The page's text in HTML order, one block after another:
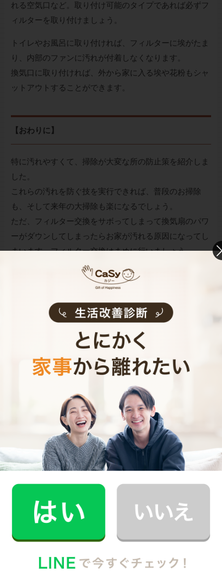
れる空気口など。取り付け可能のタイプであれば必ずフ
ィルターを取り付けましょう。
トイレやお風呂に取り付ければ、フィルターに埃がたま
り、内部のファンに汚れが付着しなくなります。
換気口に取り付ければ、外から家に入る埃や花粉もシャ
ットアウトすることができます。
【おわりに】
特に汚れやすくて、掃除が大変な所の防止策を紹介しま
した。
これらの汚れを防ぐ技を実行できれば、普段のお掃除
も、そして来年の大掃除も楽になるでしょう。
ただ、フィルター交換をサボってしまって換気扇のパワ
ーがダウンしてしまったらお家が汚れる原因になってし
まいます。フィルター交換はまめに行いましょう。
CaSy（カジー）のご案内
CaSyは、1時間2,790円(税込)からお使いいただけるカン
タン･便利･あんしんなお掃除代行･お料理代行サービスで
す。
シンプルでお財布に優しい料金体系
スマホだけで24時間365日依頼可能（電話･事前訪問なし）
万が一の物損も損害保険があるから安心（適応の範囲内）
初めての家事代行でどうお願いすればいいのか分からな